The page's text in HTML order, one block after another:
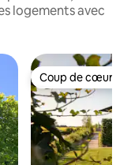
logements avec
Coup de cœur
Coup de cœur